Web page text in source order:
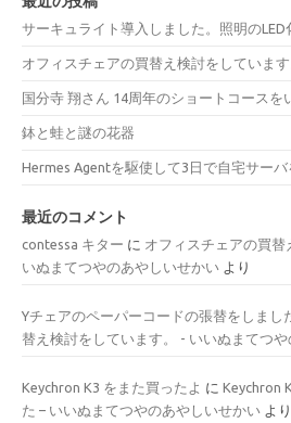
サーキュライト導入しました。照明のLED
オフィスチェアの買替え検討をしています
国分寺 翔さん 14周年のショートコースを
鉢と蛙と謎の花器
Hermes Agentを駆使して3日で自宅サー
最近のコメント
contessa キター に オフィスチェアの買
いぬまてつやのあやしいせかい より
Yチェアのペーパーコードの張替をしまし
替え検討をしています。 - いいぬまてつ
Keychron K3 をまた買ったよ に Keychron
た – いいぬまてつやのあやしいせかい より